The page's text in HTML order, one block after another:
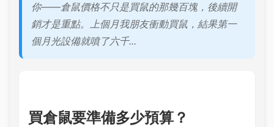
你——倉鼠價格不只是買鼠的那幾百塊，後續開
銷才是重點。上個月我朋友衝動買鼠，結果第一
個月光設備就噴了六千...
買倉鼠要準備多少預算？